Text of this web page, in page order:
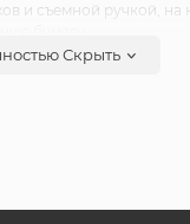
и съемной ручкой,
Скрыть